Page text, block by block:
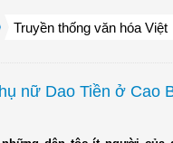
Truyền thống văn hóa Việt
nữ Dao Tiền ở Cao